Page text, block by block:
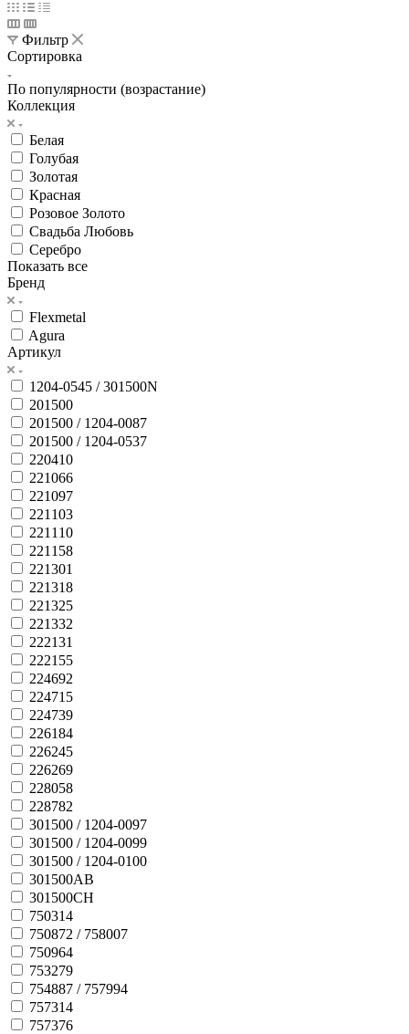
Фильтр
Сортировка
По популярности (возрастание)
Коллекция
Белая
Голубая
Золотая
Красная
Розовое Золото
Свадьба Любовь
Серебро
Показать все
Бренд
Flexmetal
Agura
Артикул
1204-0545 / 301500N
201500
201500 / 1204-0087
201500 / 1204-0537
220410
221066
221097
221103
221110
221158
221301
221318
221325
221332
222131
222155
224692
224715
224739
226184
226245
226269
228058
228782
301500 / 1204-0097
301500 / 1204-0099
301500 / 1204-0100
301500AB
301500CH
750314
750872 / 758007
750964
753279
754887 / 757994
757314
757376